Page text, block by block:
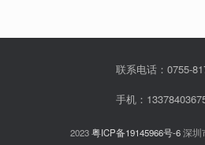
联系电话：0755-
手机：
2023粤ICP备19145966号-6深圳